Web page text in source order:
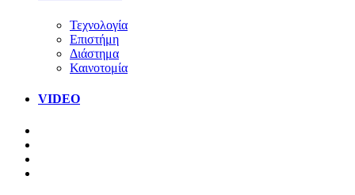
Τεχνολογία
Επιστήμη
Διάστημα
Καινοτομία
VIDEO